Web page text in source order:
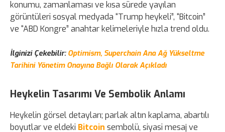
konumu, zamanlaması ve kısa sürede yayılan
görüntüleri sosyal medyada “Trump heykeli”, “Bitcoin”
ve “ABD Kongre” anahtar kelimeleriyle hızla trend oldu.
İlginizi Çekebilir: Optimism, Superchain Ana Ağ Yükseltme
Tarihini Yönetim Onayına Bağlı Olarak Açıkladı
Heykelin Tasarımı Ve Sembolik Anlamı
Heykelin görsel detayları; parlak altın kaplama, abartılı
boyutlar ve eldeki Bitcoin sembolü, siyasi mesaj ve